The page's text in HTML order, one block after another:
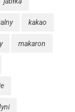
kakao
makaron